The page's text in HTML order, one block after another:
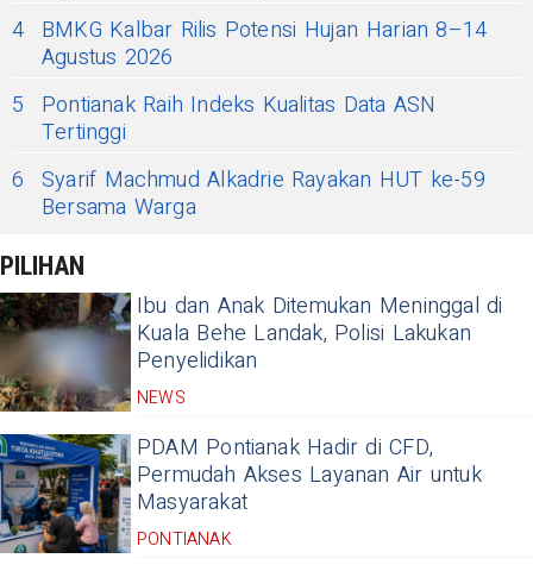
4 BMKG Kalbar Rilis Potensi Hujan Harian 8–14
Agustus 2026
5
Pontianak Raih Indeks Kualitas Data ASN
Tertinggi
6 Syarif Machmud Alkadrie Rayakan HUT ke-59
Bersama Warga
PILIHAN
Ibu dan Anak Ditemukan Meninggal di
Kuala Behe Landak, Polisi Lakukan
Penyelidikan
NEWS
PDAM Pontianak Hadir di CFD,
Permudah Akses Layanan Air untuk
Masyarakat
PONTIANAK